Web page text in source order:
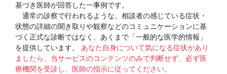
基づき医師が回答した一事例です。
通常の診察で行われるような、相談者の感じている症状・
状態の詳細の聞き取りや観察などのコミュニケーションに基
づく正式な診断ではなく、あくまで「一般的な医学的情報」
を提供しています。 あなた自身について気になる症状があり
ましたら、当サービスのコンテンツのみで判断せず、必ず医
療機関を受診し、医師の指示に従ってください。